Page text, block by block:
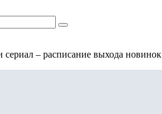
– расписание выхода новинок